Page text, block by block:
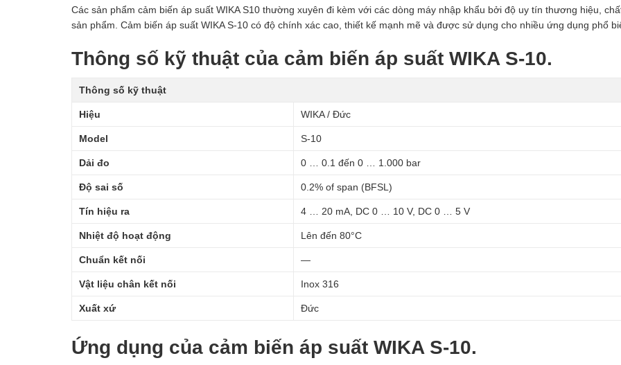
Các sản phẩm cảm biến áp suất WIKA S10 thường xuyên đi kèm với các dòng máy nhập khẩu bởi độ uy tín thương hiệu,
sản phẩm. Cảm biến áp suất WIKA S-10 có độ chính xác cao, thiết kế mạnh mẽ và được sử dụng cho nhiều ứng dụng phổ
Thông số kỹ thuật của cảm biến áp suất WIKA S-10.
Thông số kỹ thuật
Hiệu WIKA / Đức
Model S-10
Dải đo 0 … 0.1 đến 0 … 1.000 bar
Độ sai số 0.2% of span (BFSL)
Tín hiệu ra 4 … 20 mA, DC 0 … 10 V, DC 0 … 5 V
Nhiệt độ hoạt động Lên đến 80°C
Chuẩn kết nối —
Vật liệu chân kết nối Inox 316
Xuất xứ Đức
Ứng dụng của cảm biến áp suất WIKA S-10.